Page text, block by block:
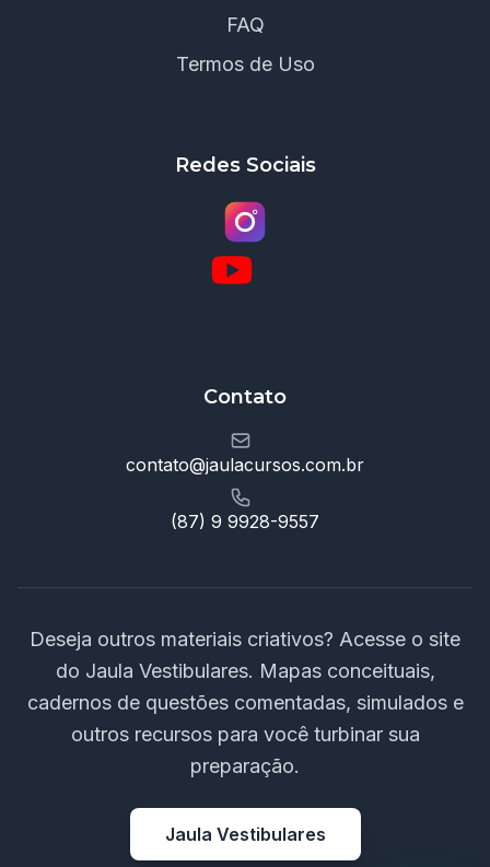
FAQ
Termos de Uso
Redes Sociais
Contato
contato@jaulacursos.com.br
(87) 9 9928-9557
Deseja outros materiais criativos? Acesse o site
do Jaula Vestibulares. Mapas conceituais,
cadernos de questões comentadas, simulados e
outros recursos para você turbinar sua
preparação.
Jaula Vestibulares